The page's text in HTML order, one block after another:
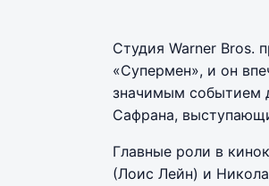
Студия Warner Bros.
«Супермен», и он
значимым событием
Сафрана,
Главные роли в
(Лоис Лейн) и